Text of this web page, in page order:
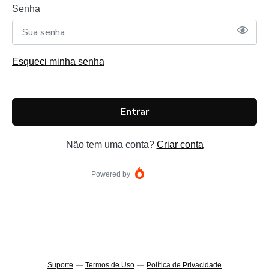
Senha
Esqueci minha senha
Entrar
Não tem uma conta? Criar conta
Powered by
Suporte — Termos de Uso — Política de Privacidade